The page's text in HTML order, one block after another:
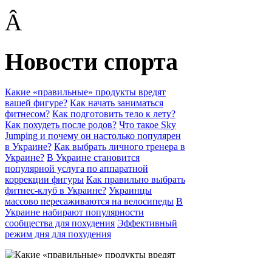
Â
Новости спорта
Какие «правильные» продукты вредят
вашей фигуре? Как начать заниматься
фитнесом? Как подготовить тело к лету?
Как похудеть после родов? Что такое Sky
Jumping и почему он настолько популярен
в Украине? Как выбрать личного тренера в
Украине? В Украине становится
популярной услуга по аппаратной
коррекции фигуры Как правильно выбрать
фитнес-клуб в Украине? Украинцы
массово пересаживаются на велосипеды В
Украине набирают популярности
сообщества для похудения Эффективный
режим дня для похудения